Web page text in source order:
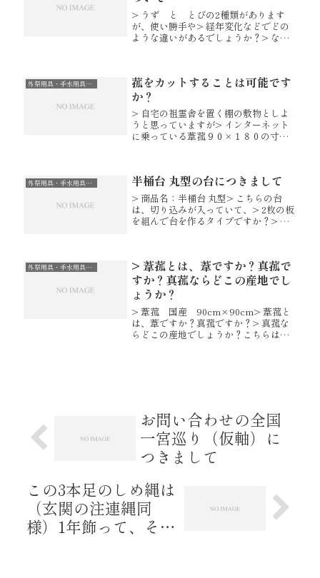
> うず と とびの2種類があります
が、使い勝手や> 経年変化などでどの
ような違いがあるでしょうか？> なん
認致しましたところ「うず」は...
外祭用具・手水用具・真菰・円座
菰をカットすることは可能です
か？
> 自宅の祖霊舎を置く棚の敷物としよ
うと思っていますが> インターネット
に乗っている葦菰９０×１８０の寸法
いただきましたのに申し訳ござい...
外祭用具・手水用具・真菰・円座 半桶台 丸型の台につきまして
> 商品名：半桶台 丸型> こちらの台
は、切り込みが入っていて、> 2枚の板
を組んで台を作るタイプですか？> そ
【Ｂ】素材は「さわら」とな...
外祭用具・手水用具・真菰・円座
> 葦菰とは、葦ですか？真菰で
すか？真菰ならどこの産地でし
ょうか？
> 葦菰 国産 90cm×90cm> 葦菰と
は、葦ですか？真菰ですか？> 真菰な
らどこの産地でしょうか？こちらは葦
お問い合わせの全国
一宮巡り（仮軸）に
つきまして
この3本足のしめ縄は
（玄関の注連縄同
様）1年飾って、その